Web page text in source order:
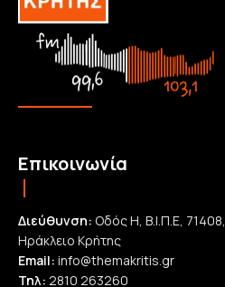
Επικοινωνία
Διεύθυνση: Οδός Η, Β.Ι.Π.Ε, 71408,
Ηράκλειο Κρήτης
Email: info@themakritis.gr
Τηλ: 2810 263260